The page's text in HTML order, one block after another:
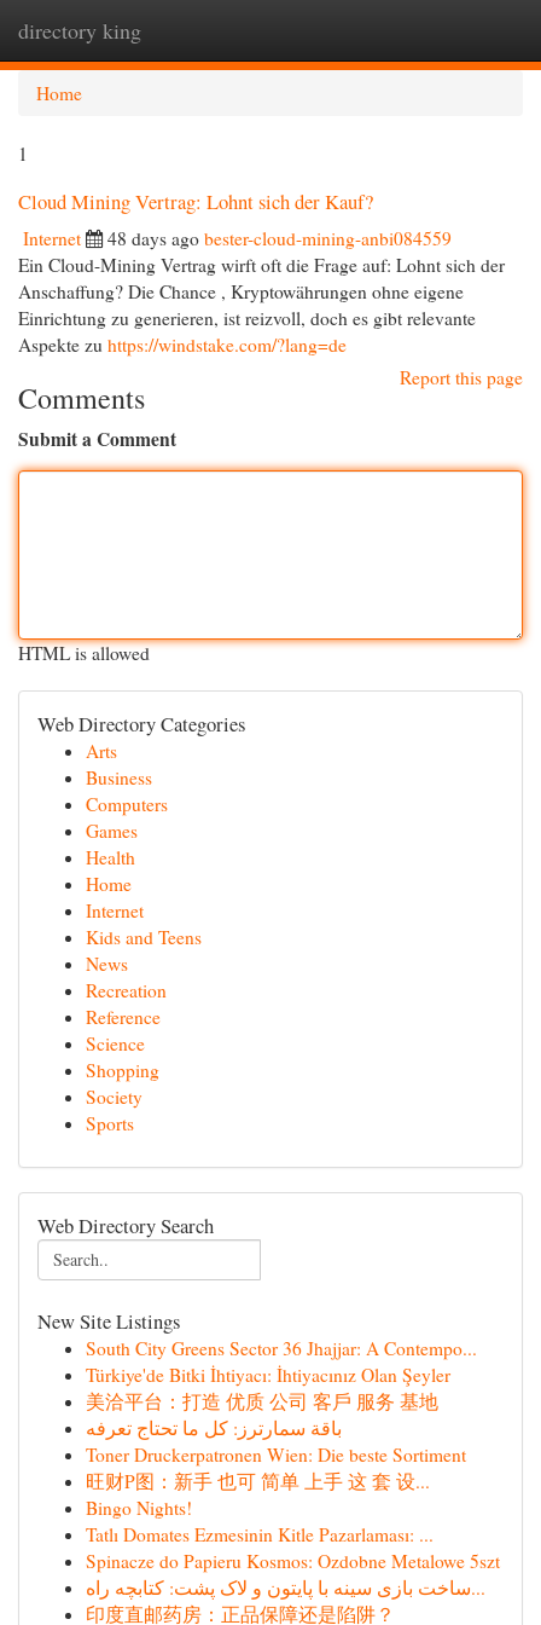
directory king
Home
1
Cloud Mining Vertrag: Lohnt sich der Kauf?
Internet 48 days ago bester-cloud-mining-anbi084559
Ein Cloud-Mining Vertrag wirft oft die Frage auf: Lohnt sich der
Anschaffung? Die Chance , Kryptowährungen ohne eigene
Einrichtung zu generieren, ist reizvoll, doch es gibt relevante
Aspekte zu https://windstake.com/?lang=de
Report this page
Comments
Submit a Comment
HTML is allowed
Web Directory Categories
Arts
Business
Computers
Games
Health
Home
Internet
Kids and Teens
News
Recreation
Reference
Science
Shopping
Society
Sports
Web Directory Search
New Site Listings
South City Greens Sector 36 Jhajjar: A Contempo...
Türkiye'de Bitki İhtiyacı: İhtiyacınız Olan Şeyler
美洽平台：打造 优质 公司 客戶 服务 基地
باقة سمارترز: كل ما تحتاج تعرفه
Toner Druckerpatronen Wien: Die beste Sortiment
旺财P图：新手 也可 简单 上手 这 套 设...
Bingo Nights!
Tatlı Domates Ezmesinin Kitle Pazarlaması: ...
Spinacze do Papieru Kosmos: Ozdobne Metalowe 5szt
ساخت بازی سینه با پایتون و لاک پشت: کتابچه راه...
印度直邮药房：正品保障还是陷阱？